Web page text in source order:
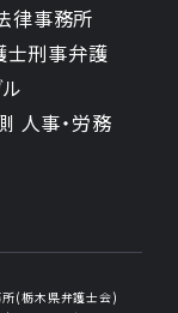
律事務所
士刑事弁護
人事・労務
(栃木県弁護士会)